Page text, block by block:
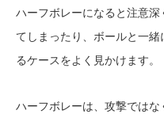
ハーフボレーになると注意
てしまったり、ボールと一
るケースをよく見かけます。
ハーフボレーは、攻撃ではな